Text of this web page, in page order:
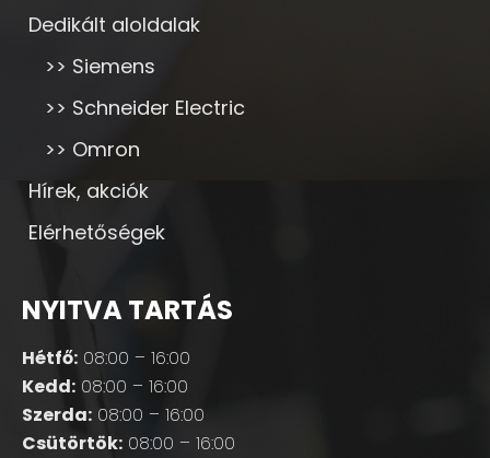
Dedikált aloldalak
>> Siemens
>> Schneider Electric
>> Omron
Hírek, akciók
Elérhetőségek
NYITVA TARTÁS
Hétfő: 08:00 – 16:00
Kedd: 08:00 – 16:00
Szerda: 08:00 – 16:00
Csütörtök: 08:00 – 16:00